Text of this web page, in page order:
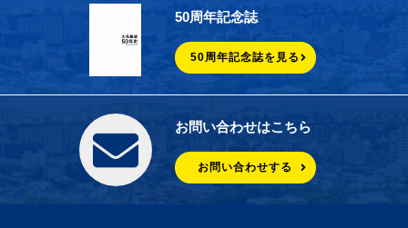
50周年記念誌
50周年記念誌を見る
お問い合わせはこちら
お問い合わせする